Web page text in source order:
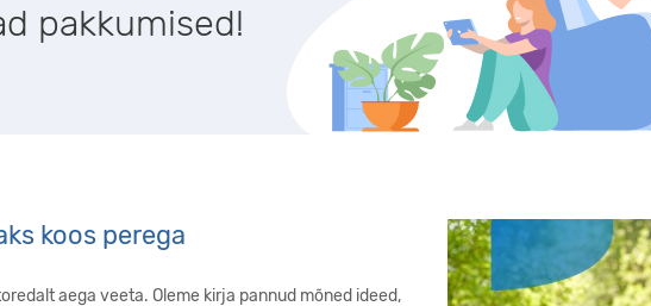
pakkumised!
koos perega
aega veeta. Oleme kirja pannud mõned ideed,